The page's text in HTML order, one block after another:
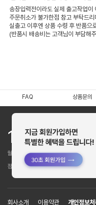
송장입력전이라도 실제 출고작업이
주문취소가 불가한점 참고 부탁드리
실출고 이후엔 상품 수령 후 반품으
(반품시 배송비는 고객님이 부담해
FAQ 상품문의
1544 - 6101
월~목 : 10:00~16:00 / 금 :
점심시간 : 12:00~13:00 (토,일,공휴일
회사소개 이용약관 개인정보